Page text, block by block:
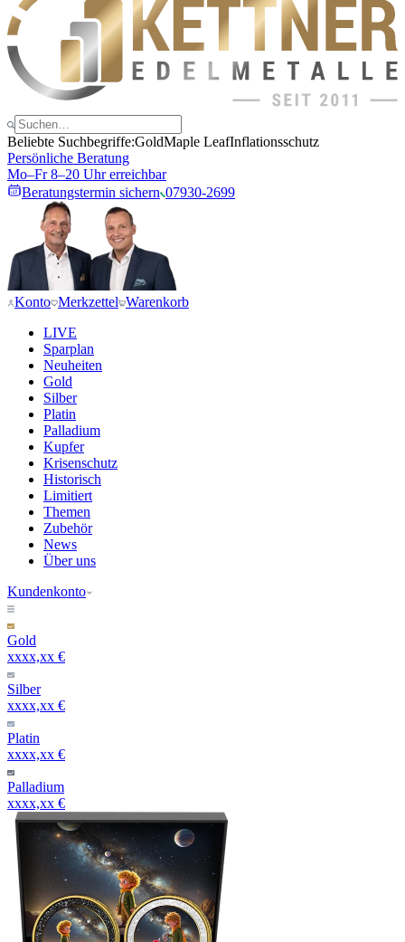
Beliebte Suchbegriffe:GoldMaple LeafInflationsschutz
Persönliche Beratung
Mo–Fr 8–20 Uhr erreichbar
Beratungstermin sichern 07930-2699
Konto Merkzettel Warenkorb
LIVE
Sparplan
Neuheiten
Gold
Silber
Platin
Palladium
Kupfer
Krisenschutz
Historisch
Limitiert
Themen
Zubehör
News
Über uns
Kundenkonto
Gold
xxxx,xx €
Silber
xxxx,xx €
Platin
xxxx,xx €
Palladium
xxxx,xx €